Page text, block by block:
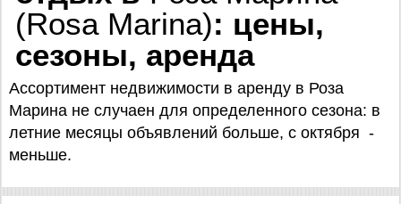
(Rosa Marina): цены,
сезоны, аренда
Ассортимент недвижимости в аренду в Роза
Марина не случаен для определенного сезона: в
летние месяцы объявлений больше, с октября -
меньше.